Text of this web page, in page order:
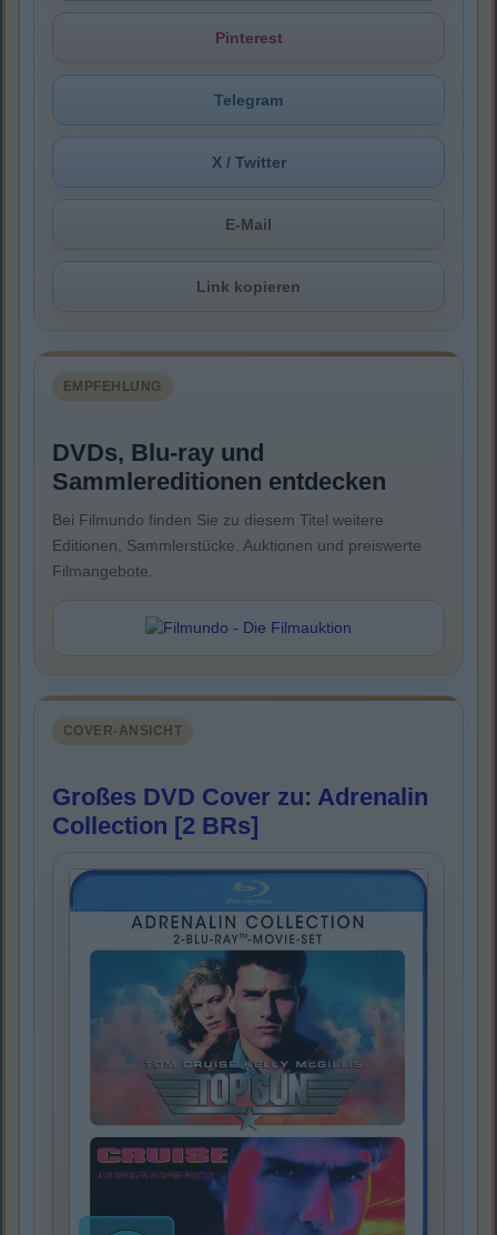
Pinterest
Telegram
X / Twitter
E-Mail
Link kopieren
EMPFEHLUNG
DVDs, Blu-ray und
Sammlereditionen entdecken
Bei Filmundo finden Sie zu diesem Titel weitere
Editionen, Sammlerstücke, Auktionen und preiswerte
Filmangebote.
COVER-ANSICHT
Großes DVD Cover zu: Adrenalin
Collection [2 BRs]